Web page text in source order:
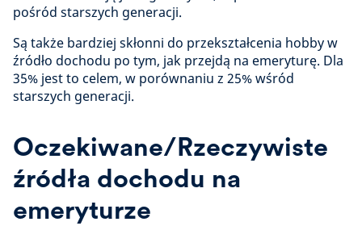
pośród starszych generacji.
Są także bardziej skłonni do przekształcenia hobby w
źródło dochodu po tym, jak przejdą na emeryturę. Dla
35% jest to celem, w porównaniu z 25% wśród
starszych generacji.
Oczekiwane/Rzeczywiste
źródła dochodu na
emeryturze